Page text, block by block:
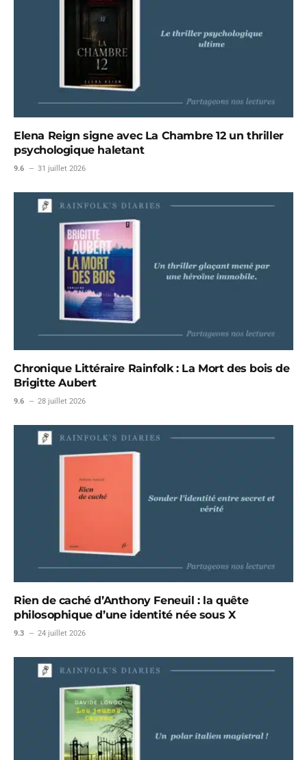
Elena Reign signe avec La Chambre 12 un thriller
psychologique haletant
9.6 31 juillet 2026
Chronique Littéraire Rainfolk : La Mort des bois de
Brigitte Aubert
9.6 28 juillet 2026
Rien de caché d’Anthony Feneuil : la quête
philosophique d’une identité née sous X
9.3 24 juillet 2026